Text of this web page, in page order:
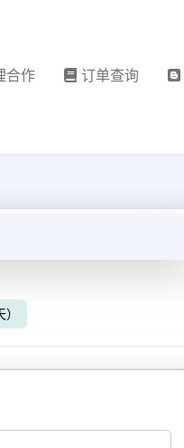
合作 订单查询